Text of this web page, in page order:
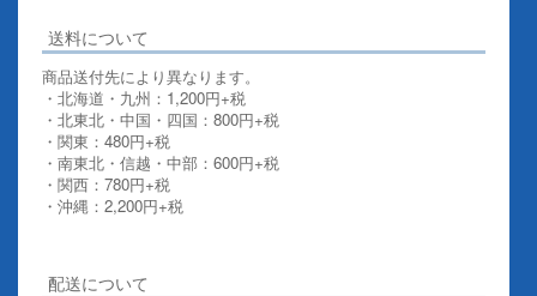
送料について
商品送付先により異なります。
・北海道・九州：1,200円+税
・北東北・中国・四国：800円+税
・関東：480円+税
・南東北・信越・中部：600円+税
・関西：780円+税
・沖縄：2,200円+税
配送について